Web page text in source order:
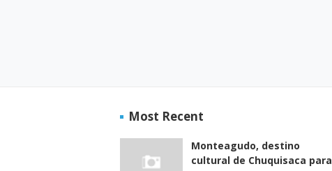
Most Recent
Monteagudo, destino
cultural de Chuquisaca para